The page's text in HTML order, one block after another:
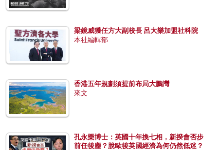
梁鏡威獲任方大副校長 呂大樂加盟社科院
本社編輯部
香港五年規劃須提前布局大鵬灣
來文
孔永樂博士：英國十年換七相，新揆會否步
前任後塵？脫歐後英國經濟為何仍然低迷？